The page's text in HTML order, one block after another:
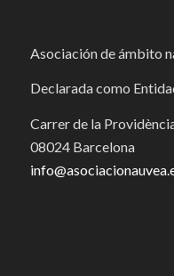
Asociación de ámbito
Declarada como
Carrer de la
08024 Barcelona